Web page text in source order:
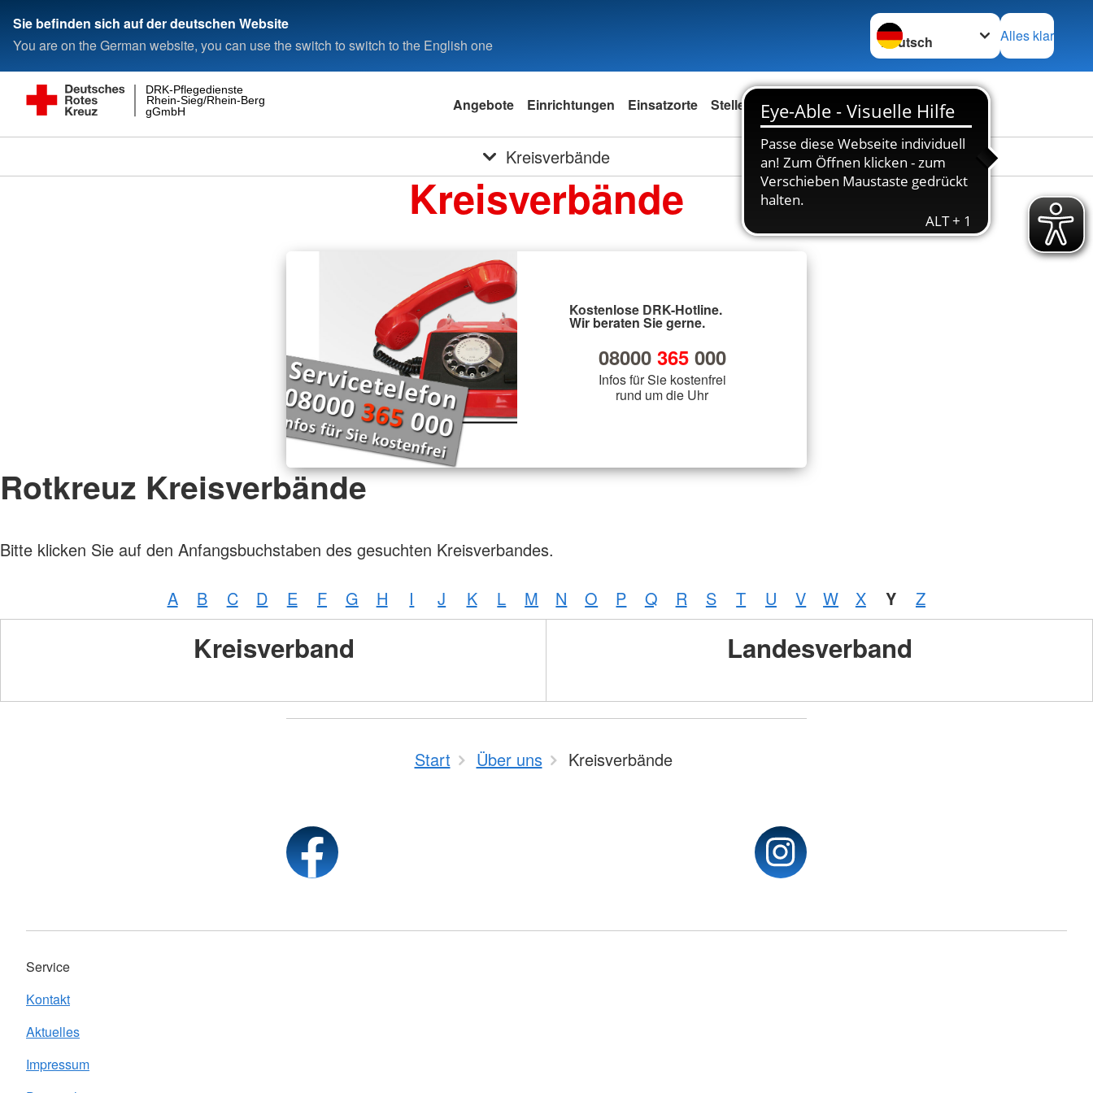
Sie befinden sich auf der deutschen Website
You are on the German website, you can use the switch to switch to the English one
Sprache wechseln zu
Alles klar
gGmbH
Rhein-Sieg/Rhein-Berg
DRK-Pflegedienste
Angebote Einrichtungen Einsatzorte Stellenbörse Über uns
Kreisverbände
Kreisverbände
Kostenlose DRK-Hotline.
Wir beraten Sie gerne.
08000 365000
Infos für Sie kostenfrei
rund um die Uhr
Rotkreuz Kreisverbände
Bitte klicken Sie auf den Anfangsbuchstaben des gesuchten Kreisverbandes.
A B C D E F G H I J K L M N O P Q R S T U V W X Y Z
Kreisverband Landesverband
Start Über uns Kreisverbände
Service
Kontakt
Aktuelles
Impressum